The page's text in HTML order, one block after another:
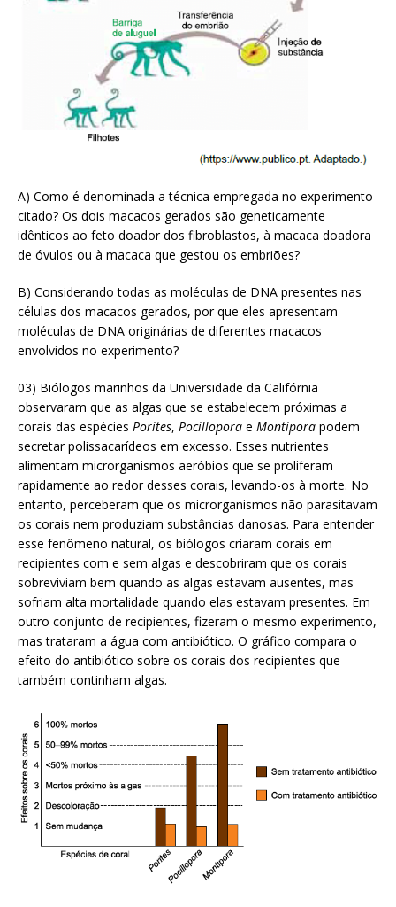
A) Como é denominada a técnica empregada no experimento
citado? Os dois macacos gerados são geneticamente
idênticos ao feto doador dos fibroblastos, à macaca doadora
de óvulos ou à macaca que gestou os embriões?
B) Considerando todas as moléculas de DNA presentes nas
células dos macacos gerados, por que eles apresentam
moléculas de DNA originárias de diferentes macacos
envolvidos no experimento?
03) Biólogos marinhos da Universidade da Califórnia
observaram que as algas que se estabelecem próximas a
corais das espécies Porites, Pocillopora e Montipora podem
secretar polissacarídeos em excesso. Esses nutrientes
alimentam microrganismos aeróbios que se proliferam
rapidamente ao redor desses corais, levando-os à morte. No
entanto, perceberam que os microrganismos não parasitavam
os corais nem produziam substâncias danosas. Para entender
esse fenômeno natural, os biólogos criaram corais em
recipientes com e sem algas e descobriram que os corais
sobreviviam bem quando as algas estavam ausentes, mas
sofriam alta mortalidade quando elas estavam presentes. Em
outro conjunto de recipientes, fizeram o mesmo experimento,
mas trataram a água com antibiótico. O gráfico compara o
efeito do antibiótico sobre os corais dos recipientes que
também continham algas.